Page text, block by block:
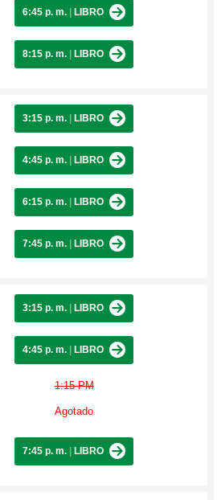
6:45 p. m. LIBRO
8:15 p. m. LIBRO
3:15 p. m. LIBRO
4:45 p. m. LIBRO
6:15 p. m. LIBRO
7:45 p. m. LIBRO
3:15 p. m. LIBRO
4:45 p. m. LIBRO
1:15 PM
Agotado
7:45 p. m. LIBRO